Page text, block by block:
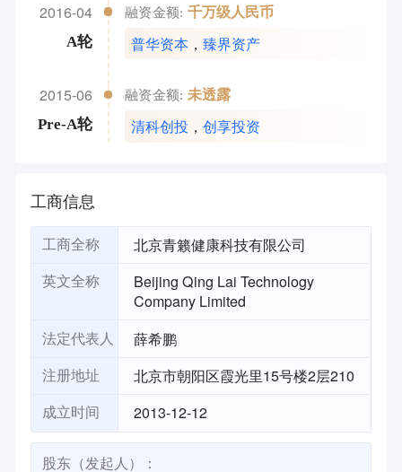
2016-04
A轮
融资金额: 千万级人民币
普华资本 ，臻界资产
2015-06
Pre-A轮
融资金额: 未透露
清科创投 ，创享投资
工商信息
工商全称 北京青籁健康科技有限公司
英文全称
Beijing Qing Lai Technology
Company Limited
法定代表人 薛希鹏
注册地址 北京市朝阳区霞光里15号楼2层210
成立时间 2013-12-12
股东（发起人）：